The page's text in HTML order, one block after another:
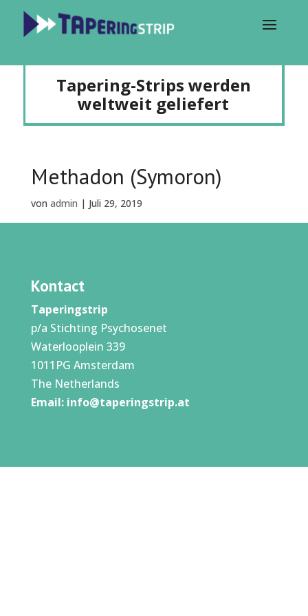
Tapering-Strips werden
weltweit geliefert
Methadon (Symoron)
von admin | Juli 29, 2019
Kontact
Taperingstrip
p/a Stichting Psychosenet
Waterlooplein 339
1011PG Amsterdam
The Netherlands
Email: info@taperingstrip.at